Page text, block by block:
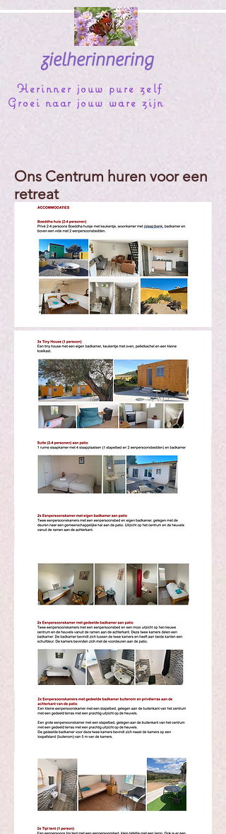
zielherinnering
Herinner jouw pure zelf
Groei naar jouw ware zijn
Ons Centrum huren voor een
retreat